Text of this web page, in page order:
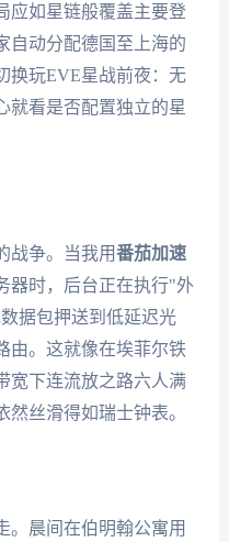
应如星链般覆盖主要登
自动分配德国至上海的
换玩EVE星战前夜：无
就看是否配置独立的星
战争。当我用番茄加速
器时，后台正在执行"外
据包押送到低延迟光
由。这就像在埃菲尔铁
宽下连流放之路六人满
丝滑得如瑞士钟表。
。晨间在伯明翰公寓用